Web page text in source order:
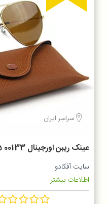
سراسر ایران
عینک ریبن اورجینال rb 3025 00133
سایت آفکادو
اطلاعات بیشتر...